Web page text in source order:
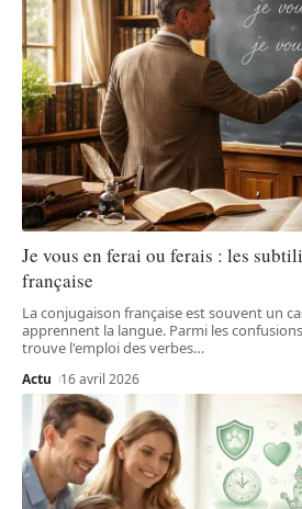
Je vous en ferai ou ferais : les
française
La conjugaison française est souvent un
apprennent la langue. Parmi les
trouve l'emploi des verbes…
Actu 16 avril 2026